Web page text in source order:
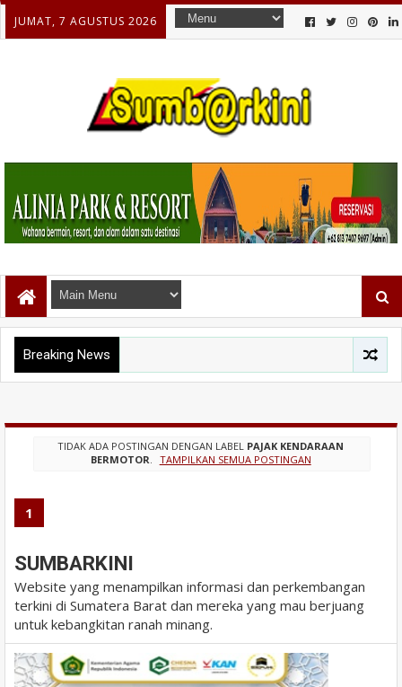
JUMAT, 7 AGUSTUS 2026
Breaking News
TIDAK ADA POSTINGAN DENGAN LABEL PAJAK KENDARAAN
BERMOTOR. TAMPILKAN SEMUA POSTINGAN
1
SUMBARKINI
Website yang menampilkan informasi dan perkembangan
terkini di Sumatera Barat dan mereka yang mau berjuang
untuk kebangkitan ranah minang.